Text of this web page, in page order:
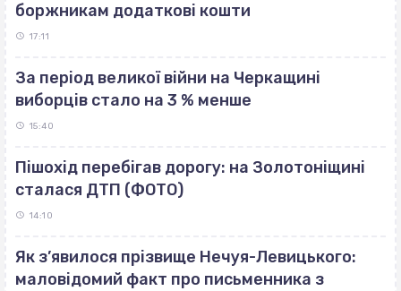
боржникам додаткові кошти
17:11
За період великої війни на Черкащині
виборців стало на 3 % менше
15:40
Пішохід перебігав дорогу: на Золотоніщині
сталася ДТП (ФОТО)
14:10
Як з’явилося прізвище Нечуя-Левицького:
маловідомий факт про письменника з